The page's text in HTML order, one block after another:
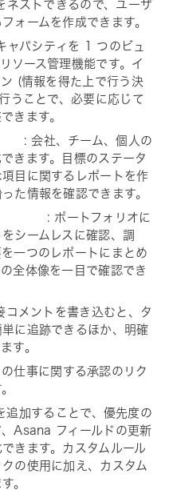
ネストできるので、ユーザ
ォームを作成できます。
ャパシティを 1 つのビュ
ソース管理機能です。イ
(情報を得た上で行う決
うことで、必要に応じて
きます。
: 会社、チーム、個人の
きます。目標のステータ
目に関するレポートを作
た情報を確認できます。
: ポートフォリオに
シームレスに確認、調
一つのレポートにまとめ
全体像を一目で確認でき
メントを書き込むと、タ
に追跡できるほか、明確
す。
仕事に関する承認のリク
追加することで、優先度の
Asana フィールドの更新
きます。カスタムルール
の使用に加え、カスタム
。